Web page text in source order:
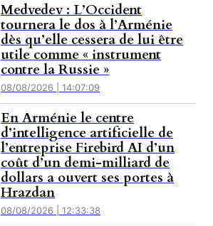
Medvedev : L’Occident
tournera le dos à l’Arménie
dès qu’elle cessera de lui être
utile comme « instrument
contre la Russie »
08/08/2026 | 14:07:09
En Arménie le centre
d’intelligence artificielle de
l’entreprise Firebird AI d’un
coût d’un demi-milliard de
dollars a ouvert ses portes à
Hrazdan
08/08/2026 | 12:33:38